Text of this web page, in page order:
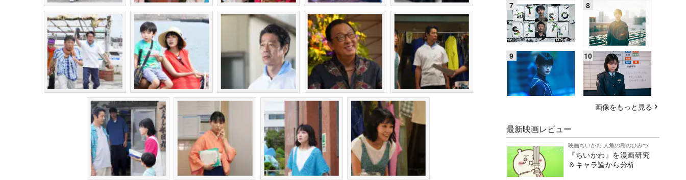
画像をもっと見る
最新映画レビュー
映画ちいかわ 人魚の島のひみつ
『ちいかわ』を漫画研究
＆キャラ論から分析